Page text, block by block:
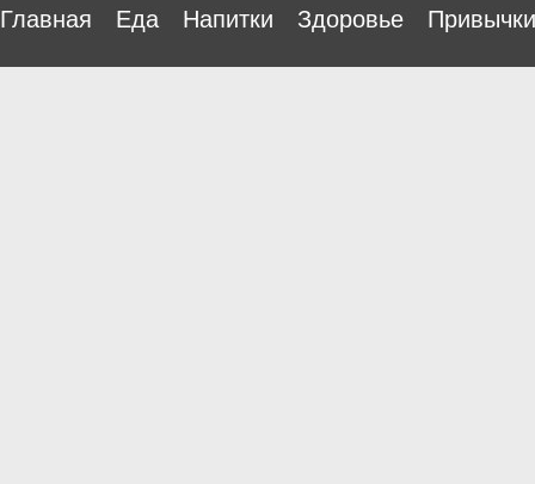
Главная Еда Напитки Здоровье Привычки